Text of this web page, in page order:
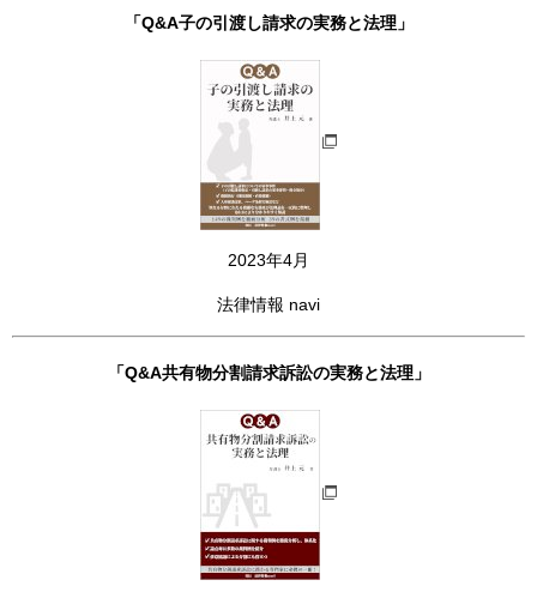
「Q&A子の引渡し請求の実務と法理」
2023年4月
法律情報 navi
「Q&A共有物分割請求訴訟の実務と法理」